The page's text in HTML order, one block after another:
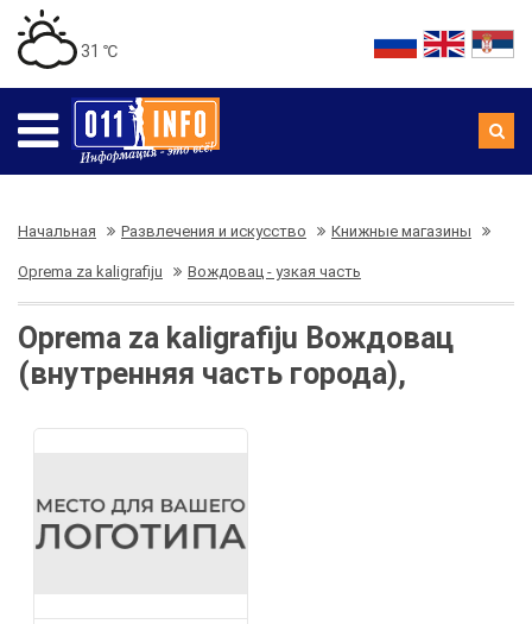
31 ℃
Начальная Развлечения и искусство Книжные магазины
Oprema za kaligrafiju Вождовац - узкая часть
Oprema za kaligrafiju Вождовац
(внутренняя часть города),